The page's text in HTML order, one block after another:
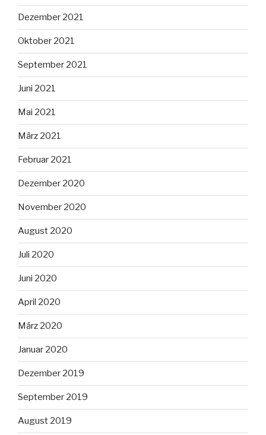
Dezember 2021
Oktober 2021
September 2021
Juni 2021
Mai 2021
März 2021
Februar 2021
Dezember 2020
November 2020
August 2020
Juli 2020
Juni 2020
April 2020
März 2020
Januar 2020
Dezember 2019
September 2019
August 2019